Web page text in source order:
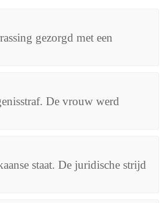
gezorgd met een
De vrouw werd
staat. De juridische strijd